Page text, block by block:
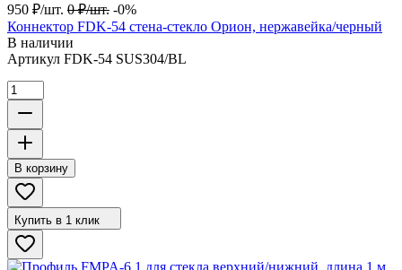
950 ₽/шт. 0 ₽/шт. -0%
Коннектор FDK-54 стена-стекло Орион, нержавейка/черный
В наличии
Артикул FDK-54 SUS304/BL
В корзину
Купить в 1 клик